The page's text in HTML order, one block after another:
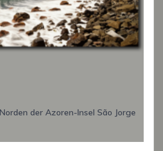
der Azoren-Insel São Jorge